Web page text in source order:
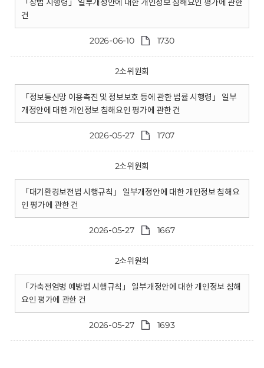
「상법 시행령」 일부개정안에 대한 개인정보 침해요인 평가에 관한
건
2026-06-10 1730
2소위원회
「정보통신망 이용촉진 및 정보보호 등에 관한 법률 시행령」 일부
개정안에 대한 개인정보 침해요인 평가에 관한 건
2026-05-27 1707
2소위원회
「대기환경보전법 시행규칙」 일부개정안에 대한 개인정보 침해요
인 평가에 관한 건
2026-05-27 1667
2소위원회
「가축전염병 예방법 시행규칙」 일부개정안에 대한 개인정보 침해
요인 평가에 관한 건
2026-05-27 1693